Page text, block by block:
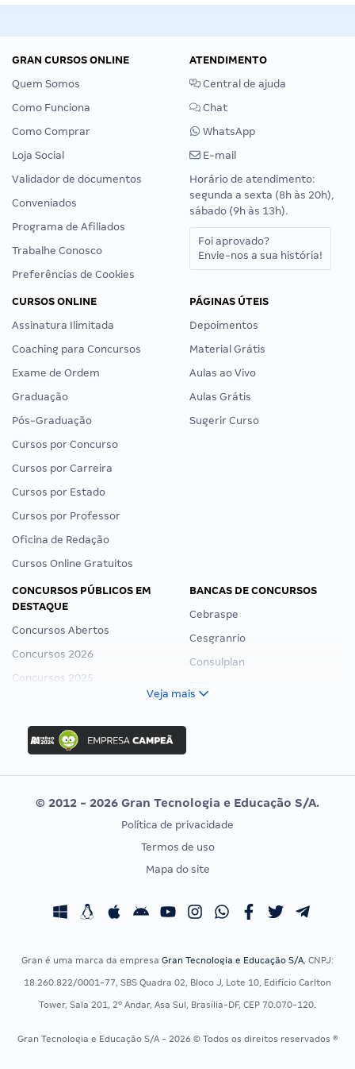
GRAN CURSOS ONLINE
Quem Somos
Como Funciona
Como Comprar
Loja Social
Validador de documentos
Conveniados
Programa de Afiliados
Trabalhe Conosco
Preferências de Cookies
ATENDIMENTO
Central de ajuda
Chat
WhatsApp
E-mail
Horário de atendimento:
segunda a sexta (8h às 20h),
sábado (9h às 13h).
Foi aprovado?
Envie-nos a sua história!
CURSOS ONLINE
Assinatura Ilimitada
Coaching para Concursos
Exame de Ordem
Graduação
Pós-Graduação
Cursos por Concurso
Cursos por Carreira
Cursos por Estado
Cursos por Professor
Oficina de Redação
Cursos Online Gratuitos
PÁGINAS ÚTEIS
Depoimentos
Material Grátis
Aulas ao Vivo
Aulas Grátis
Sugerir Curso
CONCURSOS PÚBLICOS EM
DESTAQUE
Concursos Abertos
Concursos 2026
Concursos 2025
Concurso Ibama
Concurso MPU
Editais publicados
BANCAS DE CONCURSOS
Cebraspe
Cesgranrio
Consulplan
Vunesp
CONCURSOS POR PROFISSÃO
Concursos Fiscais
Concursos Saúde
Residência Multiprofissional
EXAME DE ORDEM
Calendário OAB
Veja mais
© 2012 - 2026 Gran Tecnologia e Educação S/A.
Política de privacidade
Termos de uso
Mapa do site
Gran é uma marca da empresa Gran Tecnologia e Educação S/A, CNPJ:
18.260.822/0001-77, SBS Quadra 02, Bloco J, Lote 10, Edifício Carlton
Tower, Sala 201, 2º Andar, Asa Sul, Brasília-DF, CEP 70.070-120.
Gran Tecnologia e Educação S/A - 2026 © Todos os direitos reservados ®